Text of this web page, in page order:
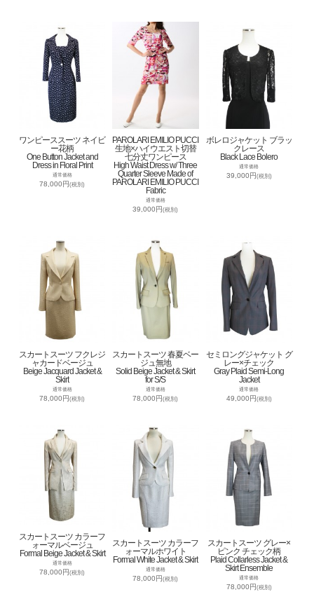
ワンピーススーツ ネイビ
ー花柄
One Button Jacket and
Dress in Floral Print
通常価格
78,000円(税別)
PAROLARI EMILIO PUCCI
生地×ハイウエスト切替
七分丈ワンピース
High Waist Dress w/ Three
Quarter Sleeve Made of
PAROLARI EMILIO PUCCI
Fabric
通常価格
39,000円(税別)
ボレロジャケット ブラッ
クレース
Black Lace Bolero
通常価格
39,000円(税別)
スカートスーツ フクレジ
ャカードベージュ
Beige Jacquard Jacket &
Skirt
通常価格
78,000円(税別)
スカートスーツ 春夏ベー
ジュ無地
Solid Beige Jacket & Skirt
for S/S
通常価格
78,000円(税別)
セミロングジャケット グ
レー×チェック
Gray Plaid Semi-Long
Jacket
通常価格
49,000円(税別)
スカートスーツ カラーフ
ォーマルベージュ
Formal Beige Jacket & Skirt
通常価格
78,000円(税別)
スカートスーツ カラーフ
ォーマルホワイト
Formal White Jacket & Skirt
通常価格
78,000円(税別)
スカートスーツ グレー×
ピンク チェック柄
Plaid Collarless Jacket &
Skirt Ensemble
通常価格
78,000円(税別)